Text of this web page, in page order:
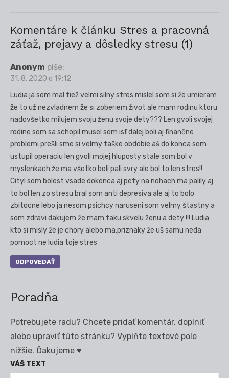
Komentáre k článku Stres a pracovná
záťaž, prejavy a dôsledky stresu (1)
Anonym píše:
31. 8. 2020 o 19:12
Ludia ja som mal tiež velmi silny stres mislel som si že umieram
že to už nezvladnem že si zoberiem život ale mam rodinu ktoru
nadovšetko milujem svoju ženu svoje dety??? Len gvoli svojej
rodine som sa schopil musel som isť dalej boli aj finančne
problemi prešli sme si velmy taške obdobie aš do konca som
ustupil operaciu len gvoli mojej hluposty stale som bol v
myslenkach že ma všetko boli pali svry ale bol to len stres!!
Cityl som bolest vsade dokonca aj pety na nohach ma palily aj
to bol len zo stresu bral som anti depresiva ale aj to bolo
zbitocne lebo ja nesom psichcy naruseni som velmy štastny a
som zdravi dakujem že mam taku skvelu ženu a dety !!! Ludia
kto si misly že je chory alebo ma.priznaky že uš samu neda
pomoct ne ludia toje stres
ODPOVEDAŤ
Poradňa
Potrebujete radu? Chcete pridať komentár, doplniť
alebo upraviť túto stránku? Vyplňte textové pole
nižšie. Ďakujeme ♥
VÁŠ TEXT